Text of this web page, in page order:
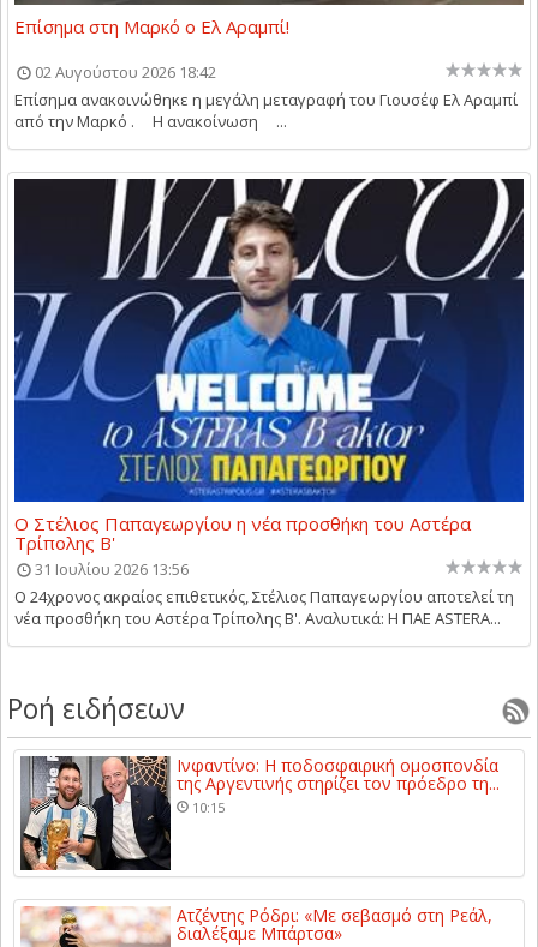
Επίσημα στη Μαρκό ο Ελ Αραμπί!
02 Αυγούστου 2026 18:42
Επίσημα ανακοινώθηκε η μεγάλη μεταγραφή του Γιουσέφ Ελ Αραμπί
από την Μαρκό . Η ανακοίνωση ...
Ο Στέλιος Παπαγεωργίου η νέα προσθήκη του Αστέρα
Τρίπολης Β'
31 Ιουλίου 2026 13:56
Ο 24χρονος ακραίος επιθετικός, Στέλιος Παπαγεωργίου αποτελεί τη
νέα προσθήκη του Αστέρα Τρίπολης Β'. Αναλυτικά: Η ΠΑΕ ASTERA...
Ροή ειδήσεων
Ινφαντίνο: Η ποδοσφαιρική ομοσπονδία
της Αργεντινής στηρίζει τον πρόεδρο τη...
10:15
Ατζέντης Ρόδρι: «Με σεβασμό στη Ρεάλ,
διαλέξαμε Μπάρτσα»